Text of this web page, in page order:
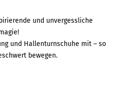
und unvergessliche
und Hallenturnschuhe mit – so
bewegen.